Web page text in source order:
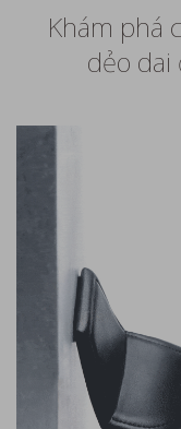
Khám phá
dẻo dai